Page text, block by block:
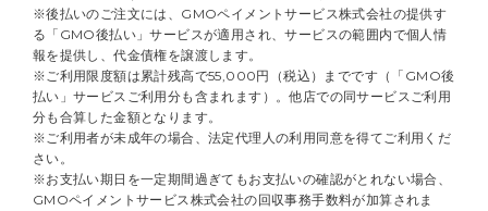
※後払いのご注文には、GMOペイメントサービス株式会社の提供す
る「GMO後払い」サービスが適用され、サービスの範囲内で個人情
報を提供し、代金債権を譲渡します。
※ご利用限度額は累計残高で55,000円（税込）までです（「GMO後
払い」サービスご利用分も含まれます）。他店での同サービスご利用
分も合算した金額となります。
※ご利用者が未成年の場合、法定代理人の利用同意を得てご利用くだ
さい。
※お支払い期日を一定期間過ぎてもお支払いの確認がとれない場合、
GMOペイメントサービス株式会社の回収事務手数料が加算されま